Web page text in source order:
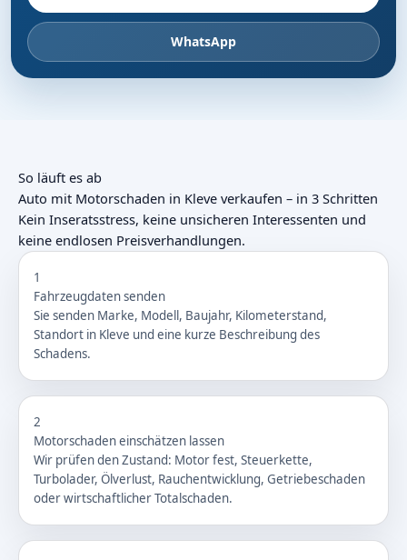
WhatsApp
So läuft es ab
Auto mit Motorschaden in Kleve verkaufen – in 3 Schritten
Kein Inseratsstress, keine unsicheren Interessenten und
keine endlosen Preisverhandlungen.
1
Fahrzeugdaten senden
Sie senden Marke, Modell, Baujahr, Kilometerstand,
Standort in Kleve und eine kurze Beschreibung des
Schadens.
2
Motorschaden einschätzen lassen
Wir prüfen den Zustand: Motor fest, Steuerkette,
Turbolader, Ölverlust, Rauchentwicklung, Getriebeschaden
oder wirtschaftlicher Totalschaden.